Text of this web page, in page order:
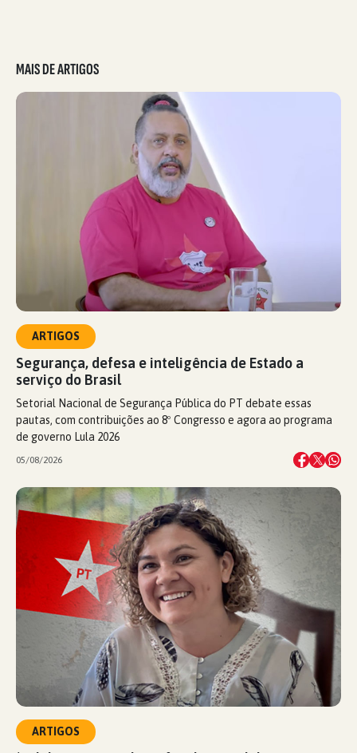
MAIS DE ARTIGOS
ARTIGOS
Segurança, defesa e inteligência de Estado a
serviço do Brasil
Setorial Nacional de Segurança Pública do PT debate essas
pautas, com contribuições ao 8º Congresso e agora ao programa
de governo Lula 2026
05/08/2026
ARTIGOS